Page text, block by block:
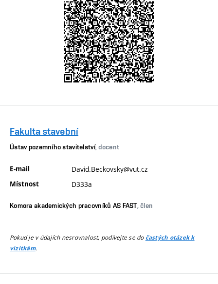
Fakulta stavební
Ústav pozemního stavitelství, docent
E-mail David.Beckovsky@vut.cz
Místnost D333a
Komora akademických pracovníků AS FAST, člen
Pokud je v údajích nesrovnalost, podívejte se do častých otázek k
vizitkám.